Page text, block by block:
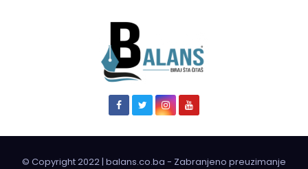
© Copyright 2022 | balans.co.ba - Zabranjeno preuzimanje